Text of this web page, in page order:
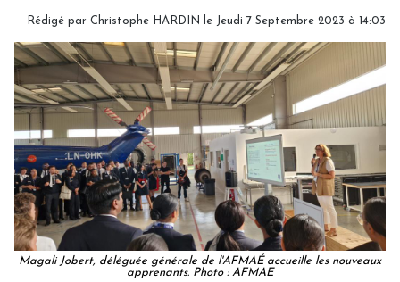
Rédigé par Christophe HARDIN le Jeudi 7 Septembre 2023 à 14:03
Magali Jobert, déléguée générale de l'AFMAÉ accueille les nouveaux
apprenants. Photo : AFMAE